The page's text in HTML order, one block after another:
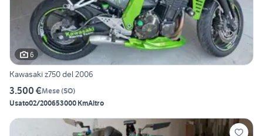
6
Kawasaki z750 del 2006
3.500 €Mese(SO)
Usato02/200653000 KmAltro